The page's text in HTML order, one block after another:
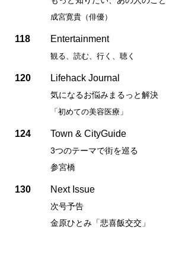
成宮寛貴（俳優）
118 Entertainment
観る、読む、行く、聴く
120 Lifehack Journal
気になるお悩みまるっと解決
「初めての美容医療」
124 Town & CityGuide
3つのテーマで街を巡る
参宮橋
130 Next Issue
次号予告
金原ひとみ「悲喜飯交交」